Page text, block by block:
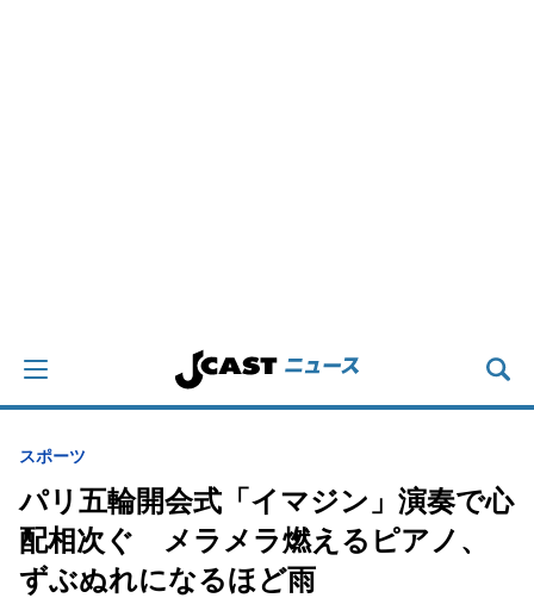
スポーツ
パリ五輪開会式「イマジン」演奏で心
配相次ぐ メラメラ燃えるピアノ、
ずぶぬれになるほど雨